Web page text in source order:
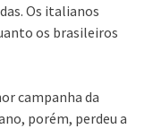
Os italianos
os brasileiros
campanha da
porém, perdeu a